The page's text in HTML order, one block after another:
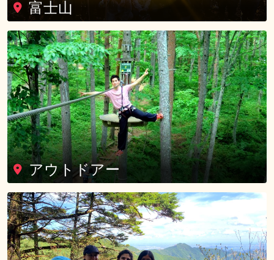
富士山
アウトドアー